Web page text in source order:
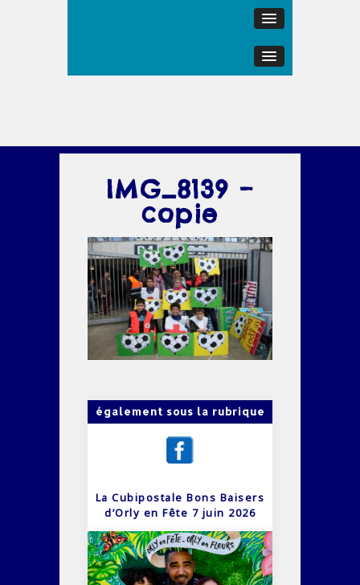
IMG_8139 –
copie
également sous la rubrique
La Cubipostale Bons Baisers
d’Orly en Fête 7 juin 2026